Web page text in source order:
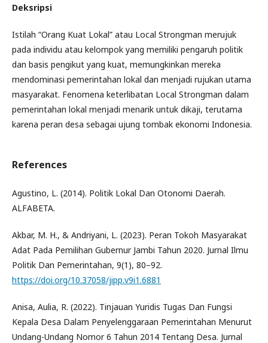
Deksripsi
Istilah “Orang Kuat Lokal” atau Local Strongman merujuk
pada individu atau kelompok yang memiliki pengaruh politik
dan basis pengikut yang kuat, memungkinkan mereka
mendominasi pemerintahan lokal dan menjadi rujukan utama
masyarakat. Fenomena keterlibatan Local Strongman dalam
pemerintahan lokal menjadi menarik untuk dikaji, terutama
karena peran desa sebagai ujung tombak ekonomi Indonesia.
References
Agustino, L. (2014). Politik Lokal Dan Otonomi Daerah.
ALFABETA.
Akbar, M. H., & Andriyani, L. (2023). Peran Tokoh Masyarakat
Adat Pada Pemilihan Gubernur Jambi Tahun 2020. Jurnal Ilmu
Politik Dan Pemerintahan, 9(1), 80–92.
https://doi.org/10.37058/jipp.v9i1.6881
Anisa, Aulia, R. (2022). Tinjauan Yuridis Tugas Dan Fungsi
Kepala Desa Dalam Penyelenggaraan Pemerintahan Menurut
Undang-Undang Nomor 6 Tahun 2014 Tentang Desa. Jurnal